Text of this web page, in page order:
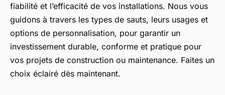
fiabilité et l’efficacité de vos installations. Nous vous
guidons à travers les types de sauts, leurs usages et
options de personnalisation, pour garantir un
investissement durable, conforme et pratique pour
vos projets de construction ou maintenance. Faites un
choix éclairé dès maintenant.